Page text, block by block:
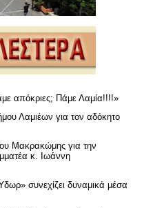
απόκριες; Πάμε Λαμία!!!!»
Λαμιέων για τον αδόκητο
Μακρακώμης για την
κ. Ιωάννη
συνεχίζει δυναμικά μέσα